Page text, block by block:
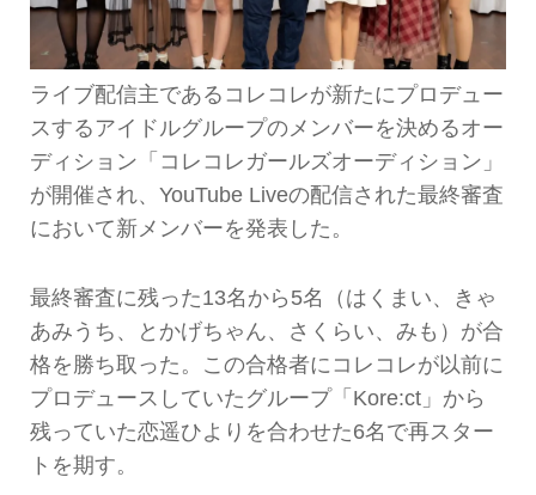
ライブ配信主であるコレコレが新たにプロデュー
スするアイドルグループのメンバーを決めるオー
ディション「コレコレガールズオーディション」
が開催され、YouTube Liveの配信された最終審査
において新メンバーを発表した。
最終審査に残った13名から5名（はくまい、きゃ
あみうち、とかげちゃん、さくらい、みも）が合
格を勝ち取った。この合格者にコレコレが以前に
プロデュースしていたグループ「Kore:ct」から
残っていた恋遥ひよりを合わせた6名で再スター
トを期す。